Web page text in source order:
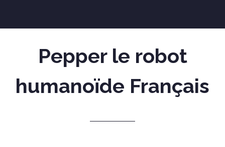
Pepper le robot
humanoïde Français